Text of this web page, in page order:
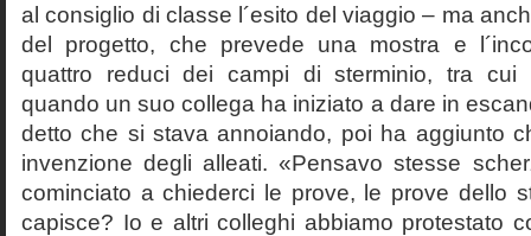
al consiglio di classe l´esito del viaggio – ma
del progetto, che prevede una mostra e
quattro reduci dei campi di sterminio, tra cui
quando un suo collega ha iniziato a dare in
detto che si stava annoiando, poi ha aggiunto
invenzione degli alleati. «Pensavo stesse
cominciato a chiederci le prove, le prove dello
capisce? Io e altri colleghi abbiamo protestato